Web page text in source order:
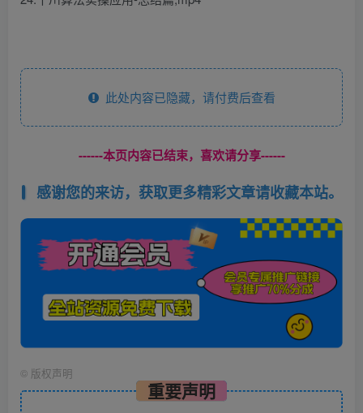
此处内容已隐藏，请付费后查看
------本页内容已结束，喜欢请分享------
感谢您的来访，获取更多精彩文章请收藏本站。
© 版权声明
重要声明